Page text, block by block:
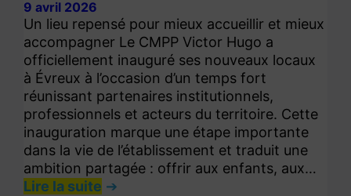
9 avril 2026
Un lieu repensé pour mieux accueillir et mieux
accompagner Le CMPP Victor Hugo a
officiellement inauguré ses nouveaux locaux
à Évreux à l’occasion d’un temps fort
réunissant partenaires institutionnels,
professionnels et acteurs du territoire. Cette
inauguration marque une étape importante
dans la vie de l’établissement et traduit une
ambition partagée : offrir aux enfants, aux…
Lire la suite